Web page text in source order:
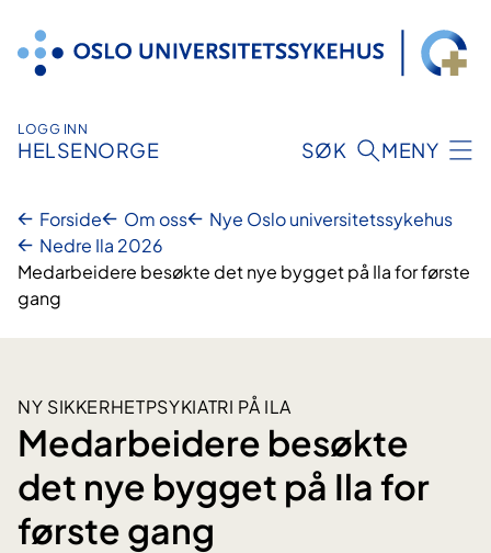
innhold
LOGG INN
HELSENORGE SØK MENY
Forside Om oss
Nye Oslo universitetssykehus
Nedre Ila 2026
Medarbeidere besøkte det nye bygget på Ila for første
gang
NY SIKKERHETPSYKIATRI PÅ ILA
Medarbeidere besøkte
det nye bygget på Ila for
første gang